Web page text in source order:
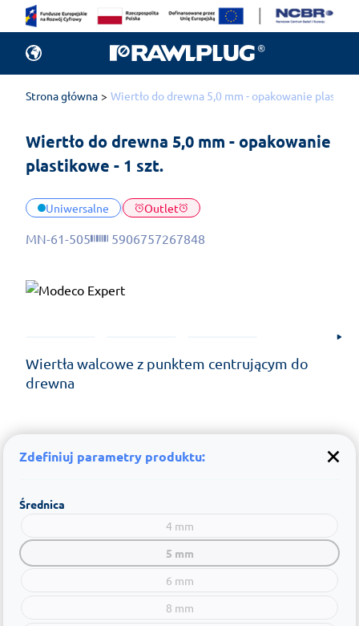
Strona główna Wiertło do drewna 5,0 mm - opakowanie
Wiertło do drewna 5,0 mm - opakowanie
plastikowe - 1 szt.
Uniwersalne Outlet
MN-61-505 5906757267848
Wiertła walcowe z punktem centrującym do
drewna
Zdefiniuj parametry produktu:
Średnica
4 mm
5 mm
6 mm
8 mm